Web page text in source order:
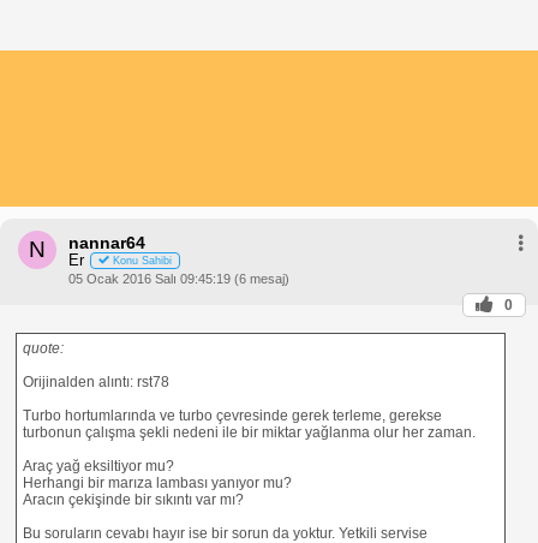
N nannar64
Er Konu Sahibi
05 Ocak 2016 Salı 09:45:19 (6 mesaj)
0
quote:
Orijinalden alıntı: rst78
Turbo hortumlarında ve turbo çevresinde gerek terleme, gerekse
turbonun çalışma şekli nedeni ile bir miktar yağlanma olur her zaman.
Araç yağ eksiltiyor mu?
Herhangi bir marıza lambası yanıyor mu?
Aracın çekişinde bir sıkıntı var mı?
Bu soruların cevabı hayır ise bir sorun da yoktur. Yetkili servise